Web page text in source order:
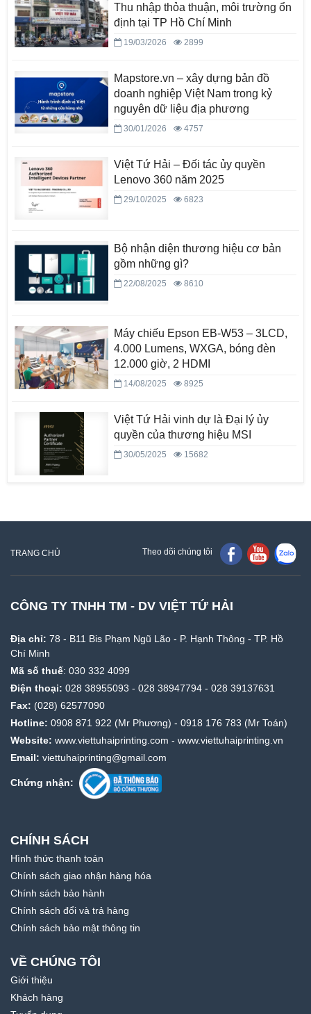
Thu nhập thỏa thuận, môi trường ổn
định tại TP Hồ Chí Minh
19/03/2026 2899
Mapstore.vn – xây dựng bản đồ
doanh nghiệp Việt Nam trong kỷ
nguyên dữ liệu địa phương
30/01/2026 4757
Việt Tứ Hải – Đối tác ủy quyền
Lenovo 360 năm 2025
29/10/2025 6823
Bộ nhận diện thương hiệu cơ bản
gồm những gì?
22/08/2025 8610
Máy chiếu Epson EB-W53 – 3LCD,
4.000 Lumens, WXGA, bóng đèn
12.000 giờ, 2 HDMI
14/08/2025 8925
Việt Tứ Hải vinh dự là Đại lý ủy
quyền của thương hiệu MSI
30/05/2025 15682
TRANG CHỦ Theo dõi chúng tôi
CÔNG TY TNHH TM - DV VIỆT TỨ HẢI
Địa chỉ: 78 - B11 Bis Phạm Ngũ Lão - P. Hạnh Thông - TP. Hồ
Chí Minh
Mã số thuế: 030 332 4099
Điện thoại: 028 38955093 - 028 38947794 - 028 39137631
Fax: (028) 62577090
Hotline: 0908 871 922 (Mr Phương) - 0918 176 783 (Mr Toán)
Website: www.viettuhaiprinting.com - www.viettuhaiprinting.vn
Email: viettuhaiprinting@gmail.com
Chứng nhận:
CHÍNH SÁCH
Hình thức thanh toán
Chính sách giao nhận hàng hóa
Chính sách bảo hành
Chính sách đổi và trả hàng
Chính sách bảo mật thông tin
VỀ CHÚNG TÔI
Giới thiệu
Khách hàng